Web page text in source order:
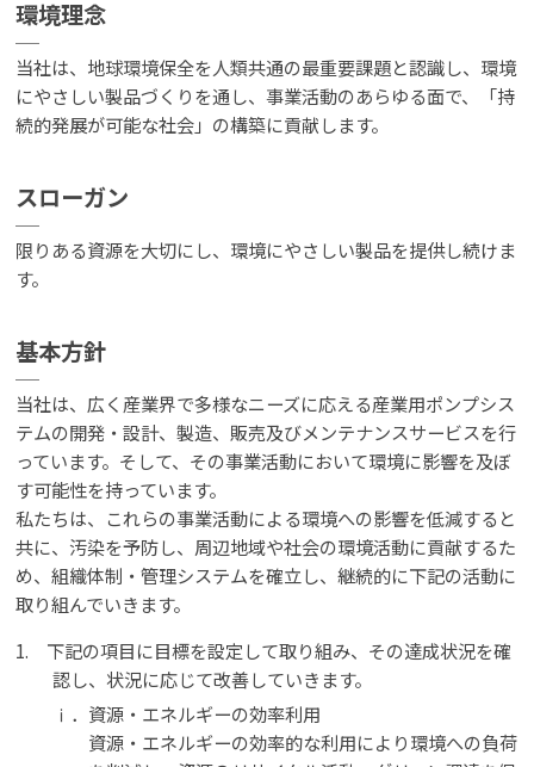
環境理念
当社は、地球環境保全を人類共通の最重要課題と認識し、環境
にやさしい製品づくりを通し、事業活動のあらゆる面で、「持
続的発展が可能な社会」の構築に貢献します。
スローガン
限りある資源を大切にし、環境にやさしい製品を提供し続けま
す。
基本方針
当社は、広く産業界で多様なニーズに応える産業用ポンプシス
テムの開発・設計、製造、販売及びメンテナンスサービスを行
っています。そして、その事業活動において環境に影響を及ぼ
す可能性を持っています。
私たちは、これらの事業活動による環境への影響を低減すると
共に、汚染を予防し、周辺地域や社会の環境活動に貢献するた
め、組織体制・管理システムを確立し、継続的に下記の活動に
取り組んでいきます。
1. 下記の項目に目標を設定して取り組み、その達成状況を確
認し、状況に応じて改善していきます。
ⅰ．資源・エネルギーの効率利用
資源・エネルギーの効率的な利用により環境への負荷